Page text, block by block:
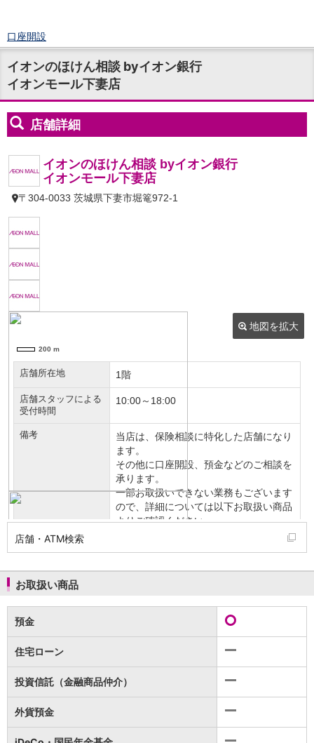
口座開設
ログイン
チャット
メニュー
商品・サービス
預金
円預金TOP
定期預金
積立式定期預金
外貨預金 TOP
NISA
金銭信託のしくみ
取扱商品一覧
iDeCo・国民年金基金
iDeCo（個人型確定拠出年金）
国民年金基金
ロボアドバイザークラウドファンディングTOP
WealthNavi for イオン銀行（ロボアドバイザー）
まいクラウドファンディング
ローン
住宅ローン
新規お借入れの方
お借換えの方
フラット35
リ・バース60
カードローン
目的別ローンマイページ
保険
保険TOP
医療保険
就業不能保険
海外旅行保険
イオンのほけん相談 byイオン銀行
イオンモール下妻店
店舗・ATM検索
お取扱い商品
預金
住宅ローン
投資信託（金融商品仲介）
外貨預金